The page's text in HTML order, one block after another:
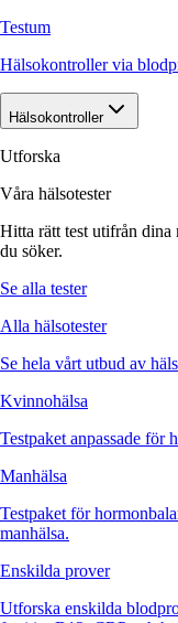
Testum
Hälsokontroller via
Hälsokontroller
Utforska
Våra hälsotester
Hitta rätt test utifrån
du söker.
Se alla tester
Alla hälsotester
Se hela vårt utbud av
Kvinnohälsa
Testpaket anpassade för
Manhälsa
Testpaket för
manhälsa.
Enskilda prover
Utforska enskilda